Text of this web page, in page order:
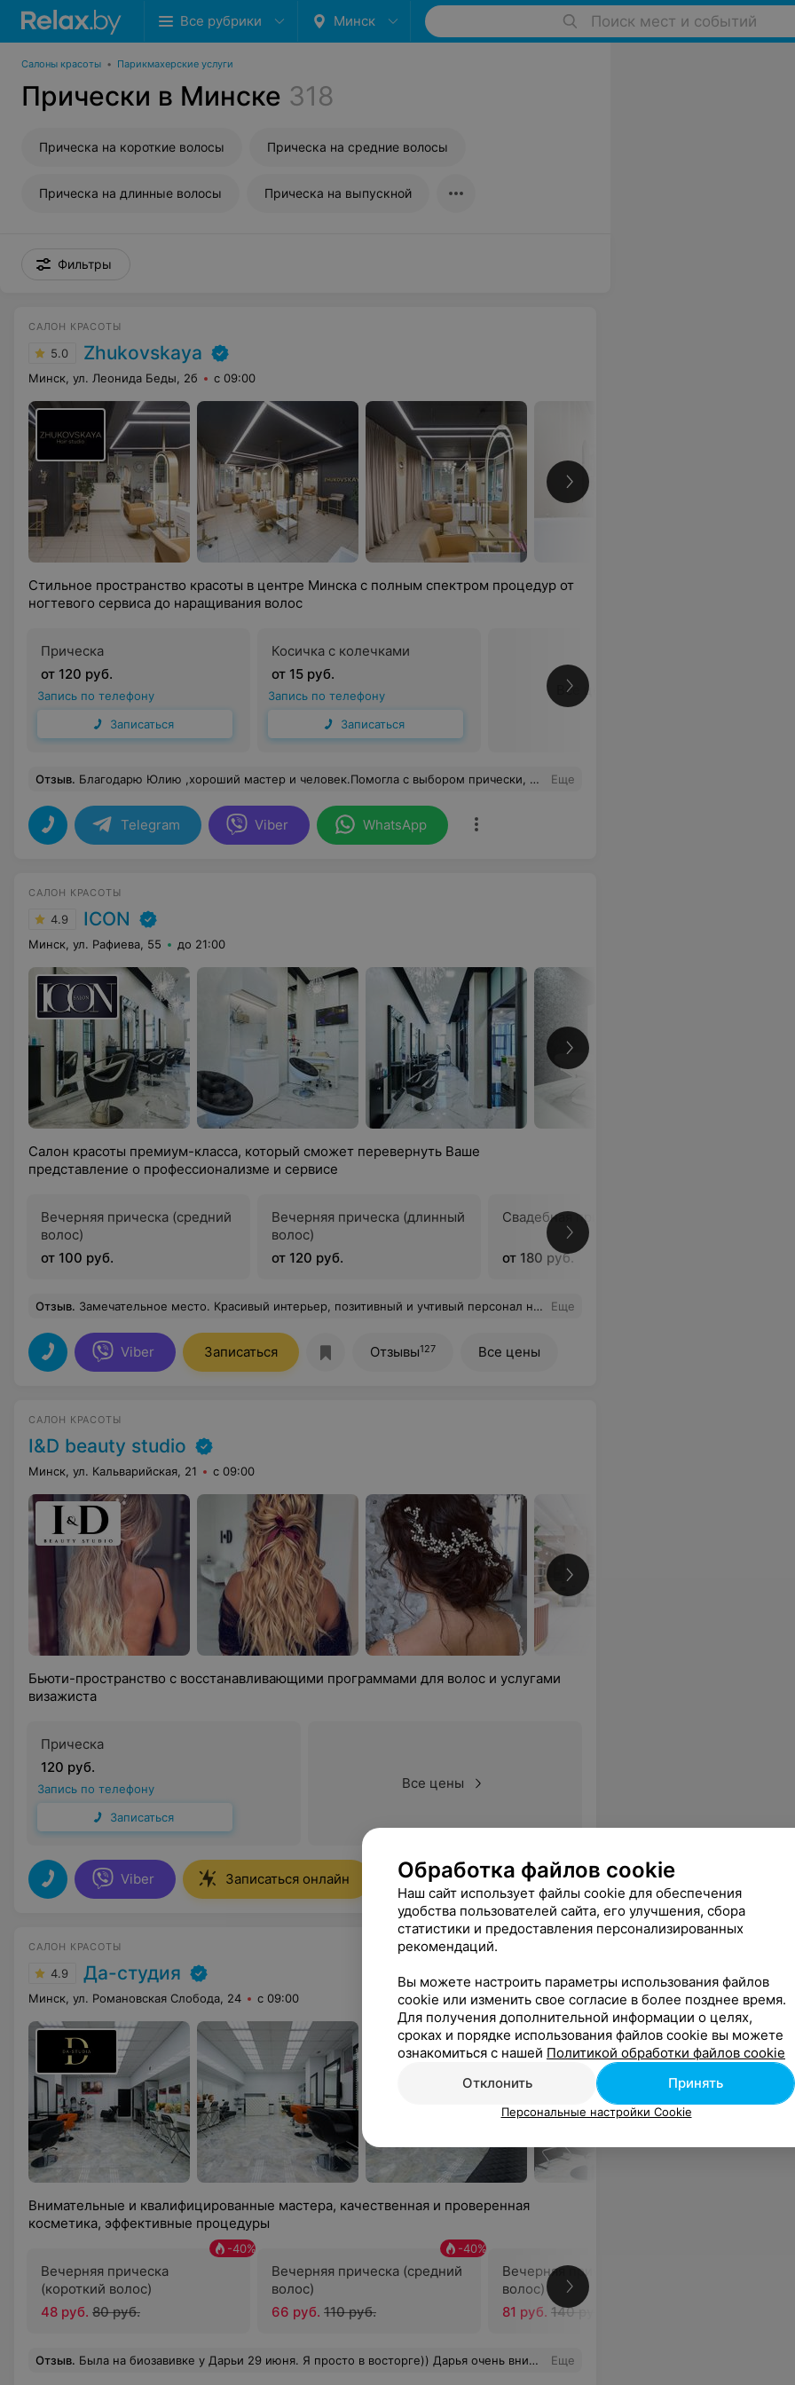
Все рубрики Минск Поиск мест и событий
Салоны красоты • Парикмахерские услуги
Прически в Минске 318
Прическа на короткие волосы Прическа на средние волосы
Прическа на длинные волосы Прическа на выпускной
Фильтры
САЛОН КРАСОТЫ
5.0 Zhukovskaya
Минск, ул. Леонида Беды, 2б с 09:00
Стильное пространство красоты в центре Минска с полным спектром процедур от
ногтевого сервиса до наращивания волос
Прическа
от 120 руб.
Запись по телефону
Записаться
Косичка с колечками
от 15 руб.
Запись по телефону
Записаться
Все цены
Отзыв. Благодарю Юлию ,хороший мастер и человек.Помогла с выбором прически, подарила отличное настроение. Еще
Telegram Viber WhatsApp
САЛОН КРАСОТЫ
4.9 ICON
Минск, ул. Рафиева, 55 до 21:00
Салон красоты премиум-класса, который сможет перевернуть Ваше
представление о профессионализме и сервисе
Вечерняя прическа (средний
волос)
от 100 руб.
Вечерняя прическа (длинный
волос)
от 120 руб.
Свадебная прическа
от 180 руб.
Отзыв. Замечательное место. Красивый интерьер, позитивный и учтивый персонал начиная с ресепшена и заканчивая мастером. Только положительные эмоции. Спасибо за вашу работу. Еще
Viber Записаться Отзывы127 Все цены
САЛОН КРАСОТЫ
I&D beauty studio
Минск, ул. Кальварийская, 21 с 09:00
Бьюти-пространство с восстанавливающими программами для волос и услугами
визажиста
Прическа
120 руб.
Запись по телефону
Записаться
Все цены
Viber Записаться онлайн Все цены
САЛОН КРАСОТЫ
4.9 Да-студия
Минск, ул. Романовская Слобода, 24 с 09:00
Внимательные и квалифицированные мастера, качественная и проверенная
косметика, эффективные процедуры
Вечерняя прическа
(короткий волос)
-40%
48 руб. 80 руб.
Вечерняя прическа (средний
волос)
-40%
66 руб. 110 руб.
Вечерняя прическа (длинный
волос)
81 руб. 140 руб.
Отзыв. Была на биозавивке у Дарьи 29 июня. Я просто в восторге)) Дарья очень внимательная, мастер своего дела) Еще
Обработка файлов cookie
Наш сайт использует файлы cookie для обеспечения
удобства пользователей сайта, его улучшения, сбора
статистики и предоставления персонализированных
рекомендаций.
Вы можете настроить параметры использования файлов
cookie или изменить свое согласие в более позднее время.
Для получения дополнительной информации о целях,
сроках и порядке использования файлов cookie вы можете
ознакомиться с нашей Политикой обработки файлов cookie
Отклонить
Принять
Персональные настройки Cookie